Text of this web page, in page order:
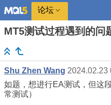
论坛
MT5测试过程遇到的问
Shu Zhen Wang 2024.02.23
如题，想进行EA测试，但这
常测试）